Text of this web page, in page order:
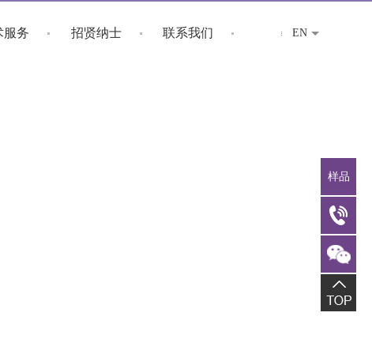
服务 招贤纳士 联系我们 EN
样品